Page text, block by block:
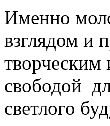
Именно
взглядом и
творческим
свободой
светлого